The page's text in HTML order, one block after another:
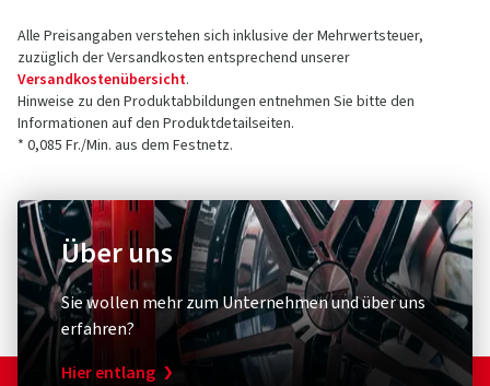
Alle Preisangaben verstehen sich inklusive der Mehrwertsteuer,
zuzüglich der Versandkosten entsprechend unserer
Versandkostenübersicht.
Hinweise zu den Produktabbildungen entnehmen Sie bitte den
Informationen auf den Produktdetailseiten.
* 0,085 Fr./Min. aus dem Festnetz.
Über uns
Sie wollen mehr zum Unternehmen und über uns
erfahren?
Hier entlang